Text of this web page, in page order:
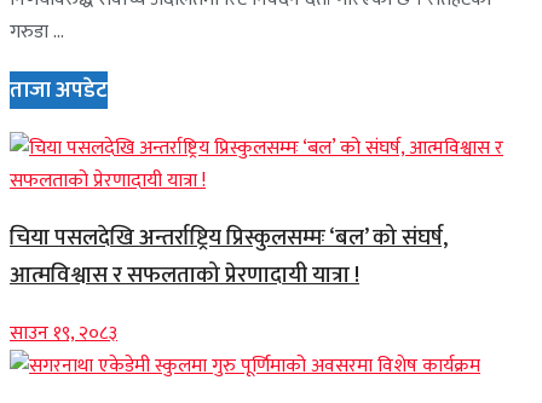
गरुडा ...
ताजा अपडेट
चिया पसलदेखि अन्तर्राष्ट्रिय प्रिस्कुलसम्मः ‘बल’ को संघर्ष,
आत्मविश्वास र सफलताको प्रेरणादायी यात्रा !
साउन १९, २०८३